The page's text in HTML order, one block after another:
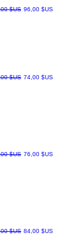
original
$US Prix
96,00 $US
original
$US Prix
74,00 $US
original
$US Prix
76,00 $US
original
$US Prix
84,00 $US